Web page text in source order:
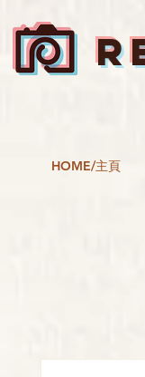
HOME/主頁